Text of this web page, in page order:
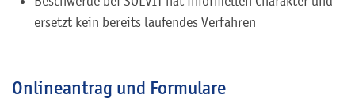
ersetzt kein bereits laufendes Verfahren
Onlineantrag und Formulare